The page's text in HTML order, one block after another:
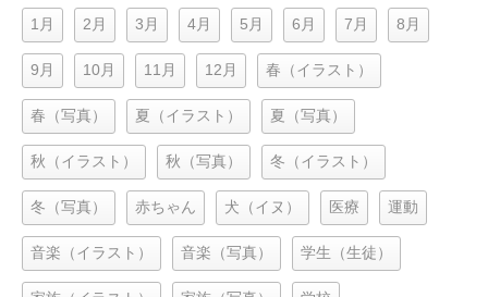
1月 2月 3月 4月 5月 6月 7月 8月
9月 10月 11月 12月 春（イラスト）
春（写真） 夏（イラスト） 夏（写真）
秋（イラスト） 秋（写真） 冬（イラスト）
冬（写真） 赤ちゃん 犬（イヌ） 医療 運動
音楽（イラスト） 音楽（写真） 学生（生徒）